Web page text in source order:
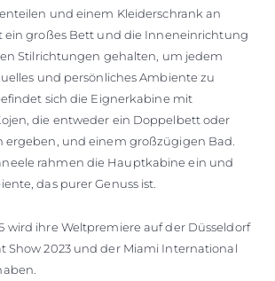
und einem Kleiderschrank an
ein großes Bett und die Inneneinrichtung
Stilrichtungen gehalten, um jedem
und persönliches Ambiente zu
sich die Eignerkabine mit
die entweder ein Doppelbett oder
ergeben, und einem großzügigen Bad.
rahmen die Hauptkabine ein und
das purer Genuss ist.
wird ihre Weltpremiere auf der Düsseldorf
Show 2023 und der Miami International